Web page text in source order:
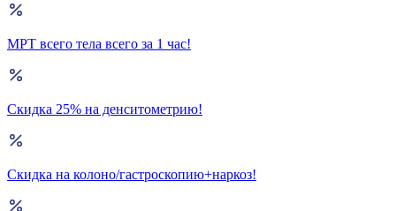
МРТ всего тела всего за 1 час!
Скидка 25% на денситометрию!
Скидка на колоно/гастроскопию+наркоз!